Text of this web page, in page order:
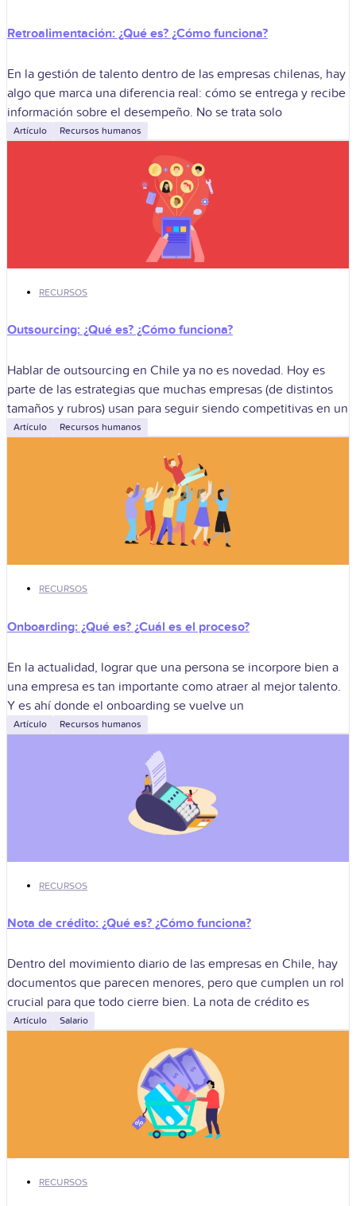
Retroalimentación: ¿Qué es? ¿Cómo funciona?
En la gestión de talento dentro de las empresas chilenas, hay
algo que marca una diferencia real: cómo se entrega y recibe
información sobre el desempeño. No se trata solo
Artículo Recursos humanos
RECURSOS
Outsourcing: ¿Qué es? ¿Cómo funciona?
Hablar de outsourcing en Chile ya no es novedad. Hoy es
parte de las estrategias que muchas empresas (de distintos
tamaños y rubros) usan para seguir siendo competitivas en un
Artículo Recursos humanos
RECURSOS
Onboarding: ¿Qué es? ¿Cuál es el proceso?
En la actualidad, lograr que una persona se incorpore bien a
una empresa es tan importante como atraer al mejor talento.
Y es ahí donde el onboarding se vuelve un
Artículo Recursos humanos
RECURSOS
Nota de crédito: ¿Qué es? ¿Cómo funciona?
Dentro del movimiento diario de las empresas en Chile, hay
documentos que parecen menores, pero que cumplen un rol
crucial para que todo cierre bien. La nota de crédito es
Artículo Salario
RECURSOS